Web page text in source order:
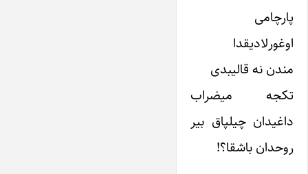
پارچامی
اوغورلادیقدا
مندن نه قالیبدی
تکجه میضراب
داغیدان چیلپاق بیر
روحدان باشقا؟!